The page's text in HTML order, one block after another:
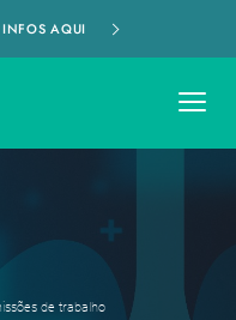
AQUI
de trabalho